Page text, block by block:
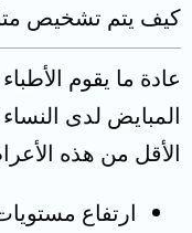
كيف يتم تشخيص
عادة ما يقوم
المبايض لدى
الأقل من هذه
ارتفاع